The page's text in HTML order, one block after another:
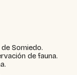
Somiedo.
de fauna.